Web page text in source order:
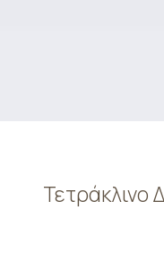
Τετράκλινο